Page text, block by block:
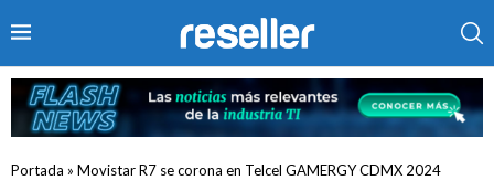
Portada » Movistar R7 se corona en Telcel GAMERGY CDMX 2024